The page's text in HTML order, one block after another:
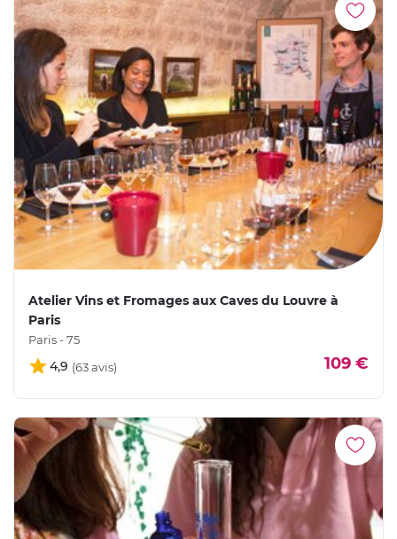
Atelier Vins et Fromages aux Caves du Louvre à
Paris
Paris - 75
4,9 109 €